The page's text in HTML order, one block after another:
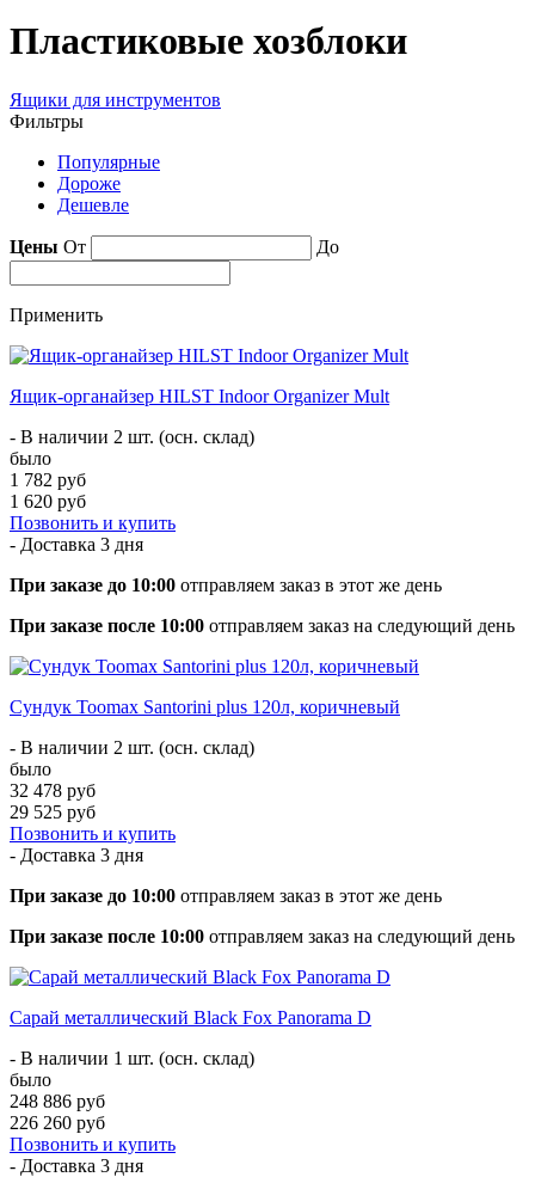
Пластиковые хозблоки
Ящики для инструментов
Фильтры
Популярные
Дороже
Дешевле
Цены От До
Применить
Ящик-органайзер HILST Indoor Organizer Mult
- В наличии 2 шт. (осн. склад)
было
1 782 руб
1 620 руб
Позвонить и купить
- Доставка 3 дня
При заказе до 10:00 отправляем заказ в этот же день
При заказе после 10:00 отправляем заказ на следующий день
Сундук Toomax Santorini plus 120л, коричневый
- В наличии 2 шт. (осн. склад)
было
32 478 руб
29 525 руб
Позвонить и купить
- Доставка 3 дня
При заказе до 10:00 отправляем заказ в этот же день
При заказе после 10:00 отправляем заказ на следующий день
Сарай металлический Black Fox Panorama D
- В наличии 1 шт. (осн. склад)
было
248 886 руб
226 260 руб
Позвонить и купить
- Доставка 3 дня